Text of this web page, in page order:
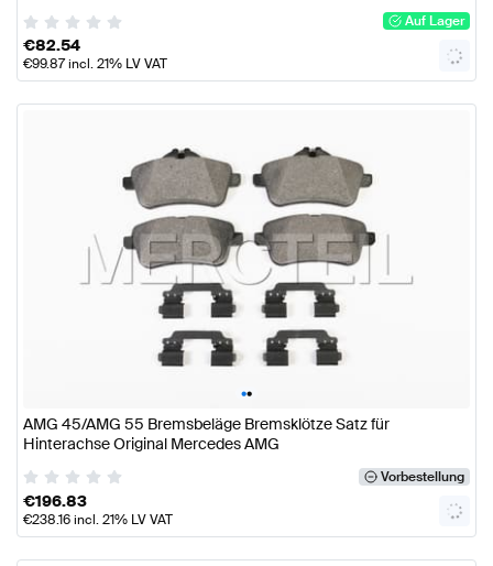
Auf Lager
€82.54
€99.87incl. 21% LV VAT
••
AMG 45/AMG 55 Bremsbeläge Bremsklötze Satz für
Hinterachse Original Mercedes AMG
Vorbestellung
€196.83
€238.16incl. 21% LV VAT